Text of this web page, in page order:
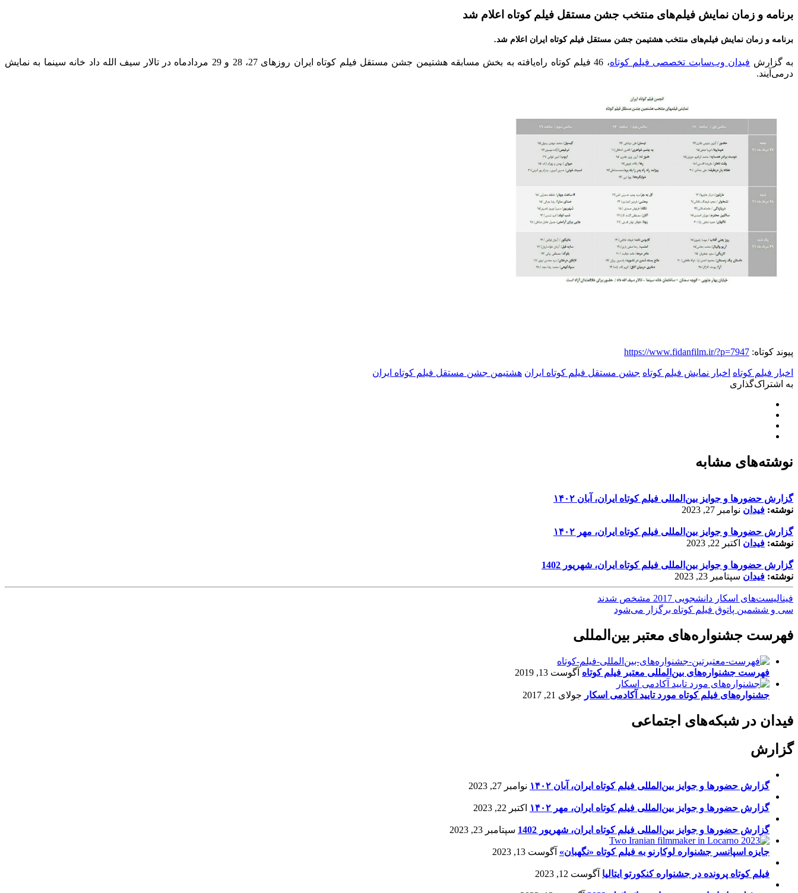
برنامه و زمان نمایش فیلم‌های منتخب جشن مستقل فیلم کوتاه اعلام شد
برنامه و زمان نمایش فیلم‌های منتخب هشتیمن جشن مستقل فیلم کوتاه ایران اعلام شد.
به گزارش فیدان وب‌سایت تخصصی فیلم کوتاه
، 46 فیلم کوتاه راه‌یافته به بخش مسابقه هشتیمن جشن مستقل فیلم کوتاه ایران روزهای 27، 28 و 29 مردادماه در تالار سیف الله داد خانه سینما به نمایش
درمی‌آیند.
پیوند کوتاه: https://www.fidanfilm.ir/?p=7947
اخبار فیلم کوتاه اخبار نمایش فیلم کوتاه جشن مستقل فیلم کوتاه ایران هشتیمن جشن مستقل فیلم کوتاه ایران
به اشتراک‌گذاری
نوشته‌های مشابه
گزارش حضورها و جوایز بین‌المللی فیلم کوتاه ایران، آبان ۱۴۰۲
نوشته: فیدان نوامبر 27, 2023
گزارش حضورها و جوایز بین‌المللی فیلم کوتاه ایران، مهر ۱۴۰۲
نوشته: فیدان اکتبر 22, 2023
گزارش حضورها و جوایز بین‌المللی فیلم کوتاه ایران، شهریور 1402
نوشته: فیدان سپتامبر 23, 2023
فینالیست‌های اسکار دانشجویی 2017 مشخص شدند
سی‌ و ‌ششمین پاتوق فیلم کوتاه برگزار می‌شود
فهرست جشنواره‌های معتبر بین‌المللی
فهرست جشنواره‌های بین‌المللی معتبر فیلم کوتاه آگوست 13, 2019
جشنواره‌های فیلم کوتاه مورد تایید آکادمی اسکار جولای 21, 2017
فیدان در شبکه‌های اجتماعی
گزارش
گزارش حضورها و جوایز بین‌المللی فیلم کوتاه ایران، آبان ۱۴۰۲ نوامبر 27, 2023
گزارش حضورها و جوایز بین‌المللی فیلم کوتاه ایران، مهر ۱۴۰۲ اکتبر 22, 2023
گزارش حضورها و جوایز بین‌المللی فیلم کوتاه ایران، شهریور 1402 سپتامبر 23, 2023
جایزه اسپانسر جشنواره لوکارنو به فیلم کوتاه «نگهبان» آگوست 13, 2023
فیلم کوتاه پرونده در جشنواره کنکورتو ایتالیا آگوست 12, 2023